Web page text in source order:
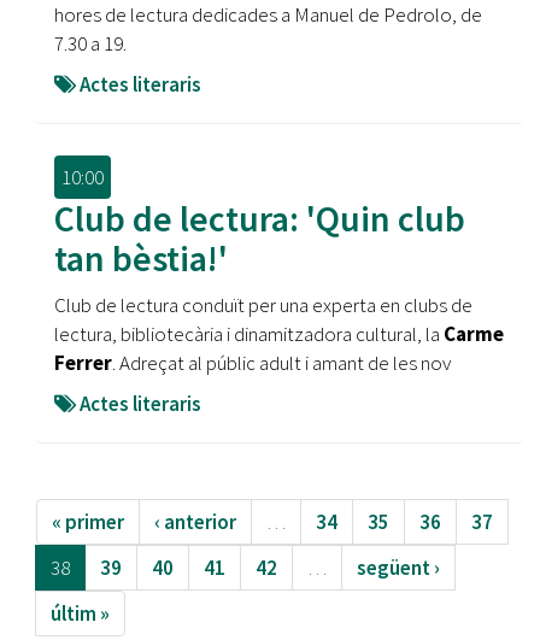
hores de lectura dedicades a Manuel de Pedrolo, de
7.30 a 19.
Actes literaris
10:00
Club de lectura: 'Quin club
tan bèstia!'
Club de lectura conduït per una experta en clubs de
lectura, bibliotecària i dinamitzadora cultural, la Carme
Ferrer. Adreçat al públic adult i amant de les nov
Actes literaris
« primer ‹ anterior … 34 35 36
37
38
39 40 41 42 …
següent ›
últim »